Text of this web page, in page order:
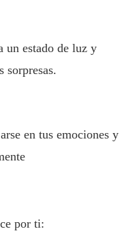
un estado de luz y
sorpresas.
en tus emociones y
por ti: